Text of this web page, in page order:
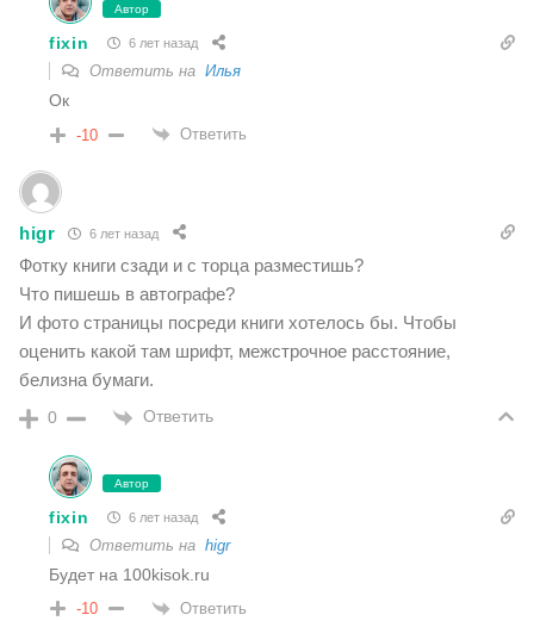
Автор
fixin 6 лет назад
Ответить на Илья
Ок
-10 Ответить
higr 6 лет назад
Фотку книги сзади и с торца разместишь?
Что пишешь в автографе?
И фото страницы посреди книги хотелось бы. Чтобы
оценить какой там шрифт, межстрочное расстояние,
белизна бумаги.
0 Ответить
Автор
fixin 6 лет назад
Ответить на higr
Будет на 100kisok.ru
-10 Ответить